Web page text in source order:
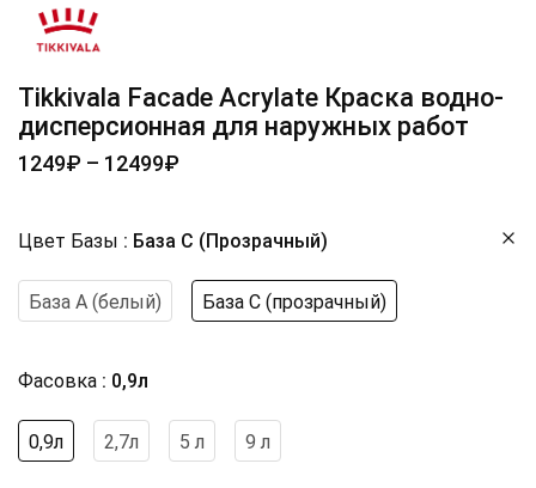
Tikkivala Facade Acrylate Краска водно-
дисперсионная для наружных работ
1249₽ – 12499₽
Цвет Базы База С (прозрачный)
База А (белый) База С (прозрачный)
Фасовка 0,9л
0,9л 2,7л 5 л 9 л